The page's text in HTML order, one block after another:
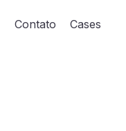
Contato Cases